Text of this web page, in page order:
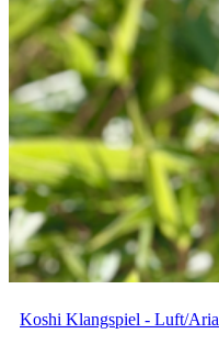
Koshi Klangspiel - Luft/Aria